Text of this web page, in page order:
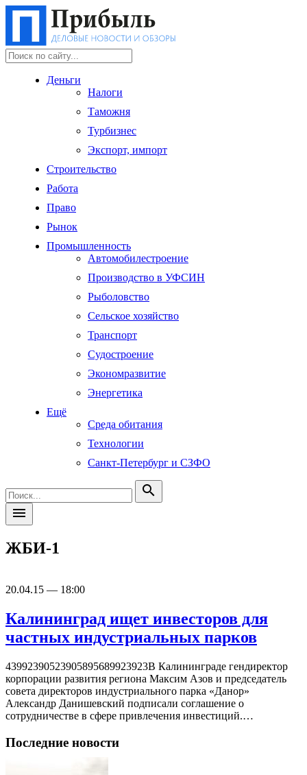
Деньги
Налоги
Таможня
Турбизнес
Экспорт, импорт
Строительство
Работа
Право
Рынок
Промышленность
Автомобилестроение
Производство в УФСИН
Рыболовство
Сельское хозяйство
Транспорт
Судостроение
Экономразвитие
Энергетика
Ещё
Среда обитания
Технологии
Санкт-Петербург и СЗФО
search
menu
ЖБИ-1
20.04.15 — 18:00
Калининград ищет инвесторов для
частных индустриальных парков
43992390523905895689923923В Калининграде гендиректор
корпорации развития региона Максим Азов и председатель
совета директоров индустриального парка «Данор»
Александр Данишевский подписали соглашение о
сотрудничестве в сфере привлечения инвестиций.…
Последние новости